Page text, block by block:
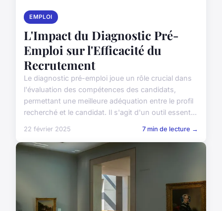
EMPLOI
L'Impact du Diagnostic Pré-
Emploi sur l'Efficacité du
Recrutement
Le diagnostic pré-emploi joue un rôle crucial dans
l'évaluation des compétences des candidats,
permettant une meilleure adéquation entre le profil
recherché et le candidat. Il s'agit d'un outil essent...
22 février 2025 7 min de lecture →